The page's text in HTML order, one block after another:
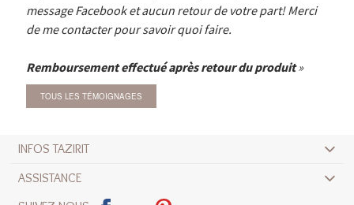
message Facebook et aucun retour de votre part! Merci
de me contacter pour savoir quoi faire.
Remboursement effectué après retour du produit
TOUS LES TÉMOIGNAGES
INFOS TAZIRIT
ASSISTANCE